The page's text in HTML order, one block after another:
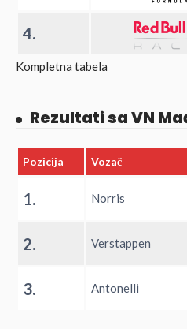
4.
Kompletna tabela
Rezultati sa VN
Pozicija Vozač
1. Norris
2. Verstappen
3. Antonelli